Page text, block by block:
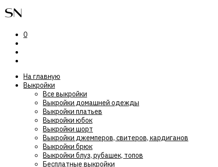
0
На главную
Выкройки
Все выкройки
Выкройки домашней одежды
Выкройки платьев
Выкройки юбок
Выкройки шорт
Выкройки джемперов, свитеров, кардиганов
Выкройки брюк
Выкройки блуз, рубашек, топов
Бесплатные выкройки